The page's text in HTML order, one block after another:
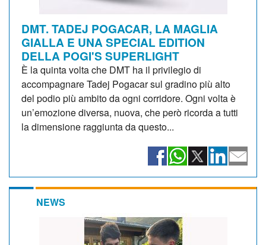
DMT. TADEJ POGACAR, LA MAGLIA
GIALLA E UNA SPECIAL EDITION
DELLA POGI'S SUPERLIGHT
È la quinta volta che DMT ha il privilegio di
accompagnare Tadej Pogacar sul gradino più alto
del podio più ambito da ogni corridore. Ogni volta è
un’emozione diversa, nuova, che però ricorda a tutti
la dimensione raggiunta da questo...
NEWS